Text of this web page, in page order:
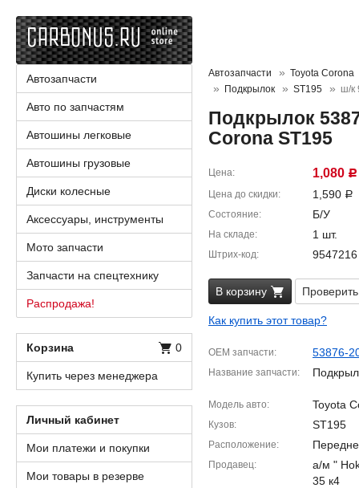
Автозапчасти
Toyota Corona
Подкрылок
ST195 ш/к
Подкрылок
Corona ST195
Цена 1,080 Р
Цена до скидки 1,590 Р
Состояние Б/У
На складе 1 шт.
Штрих-код 9547216
В корзину
Как купить этот товар?
OEM запчасти 53876-
Название запчасти
Модель авто Toyota
Кузов ST195
Расположение
Продавец
а/м "
35 к4
Автозапчасти
Авто по запчастям
Автошины легковые
Автошины грузовые
Диски колесные
Аксессуары, инструменты
Мото запчасти
Запчасти на спецтехнику
Распродажа!
Корзина 0
Купить через менеджера
Личный кабинет
Мои платежи и покупки
Мои товары в резерве